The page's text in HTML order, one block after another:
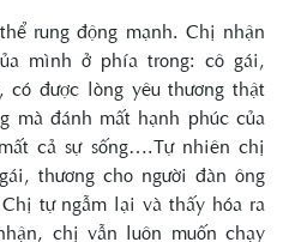
rung động mạnh. Chị nhận
mình ở phía trong: cô gái,
được lòng yêu thương thật
mà đánh mất hạnh phúc của
cả sự sống….Tự nhiên chị
thương cho người đàn ông
tự ngẫm lại và thấy hóa ra
chị vẫn luôn muốn chạy